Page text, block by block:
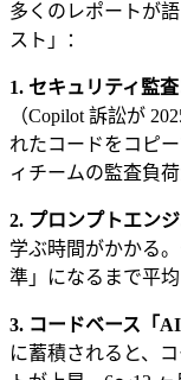
多くのレポートが
スト」：
1. セキュリティ監
（Copilot 訴訟が
れたコードをコピ
ィチームの監査負荷
2. プロンプトエン
学ぶ時間がかかる
準」になるまで平均
3. コードベース「
に蓄積されると、